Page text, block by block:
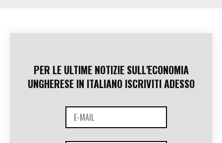
PER LE ULTIME NOTIZIE SULL'ECONOMIA
UNGHERESE IN ITALIANO ISCRIVITI ADESSO